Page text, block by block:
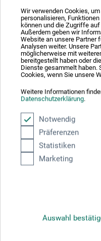
Wir verwenden Cookies,
personalisieren,
können und die Zugriffe
Außerdem geben wir
Website an unsere Partner
Analysen weiter. Unsere
möglicherweise mit
bereitgestellt haben oder
Dienste gesammelt haben.
Cookies, wenn Sie unsere
Weitere Informationen
Datenschutzerklärung.
Notwendig
Präferenzen
Statistiken
Marketing
Auswahl
Unsere
Monat von 14-16 Uhr
12 Jahren in Begleitung
Unkostenbeitrag 10,- €
neu-ulm@boesner.com
Veranstaltungsdatum
04. Sep. 2026
14:00 - 16:00 Uhr